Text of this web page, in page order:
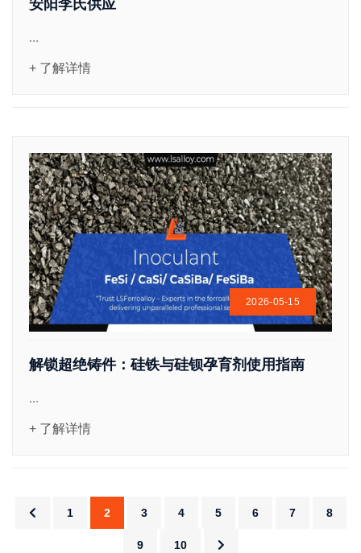
安阳李氏供应
...
+ 了解详情
2026-05-15
解锁超绝铸件：硅铁与硅钡孕育剂使用指南
...
+ 了解详情
1 2 3 4 5 6 7 8
9 10